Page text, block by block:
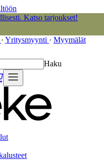
Katso tarjoukset!
· Yritysmyynti · Myymälät
Haku